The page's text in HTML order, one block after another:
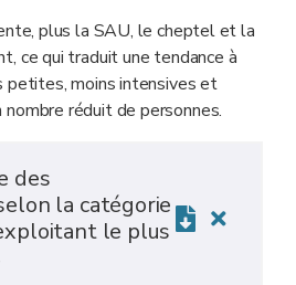
plus la SAU, le cheptel et la
ce qui traduit une tendance à
moins intensives et
réduit de personnes.
des
la catégorie
le plus